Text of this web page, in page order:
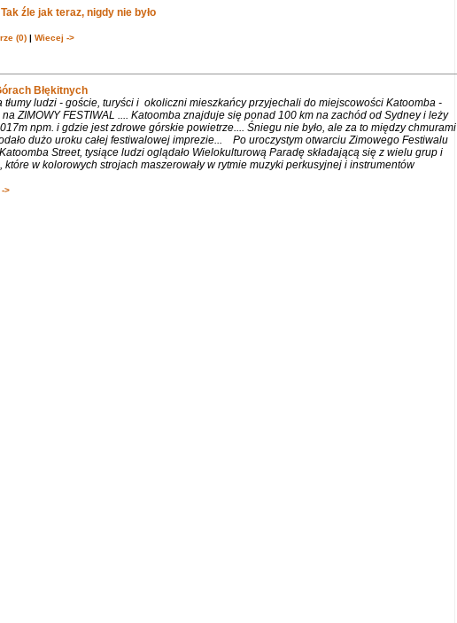
źle jak teraz, nigdy nie było
(0)| Wiecej ->
Błękitnych
tłumy ludzi - goście, turyści i okoliczni mieszkańcy przyjechali do miejscowości Katoomba -
na ZIMOWY FESTIWAL .... Katoomba znajduje się ponad 100 km na zachód od Sydney i leży
npm. i gdzie jest zdrowe górskie powietrze.... Śniegu nie było, ale za to między chmurami
dużo uroku całej festiwalowej imprezie... Po uroczystym otwarciu Zimowego Festiwalu
Street, tysiące ludzi oglądało Wielokulturową Paradę składającą się z wielu grup i
które w kolorowych strojach maszerowały w rytmie muzyki perkusyjnej i instrumentów
>